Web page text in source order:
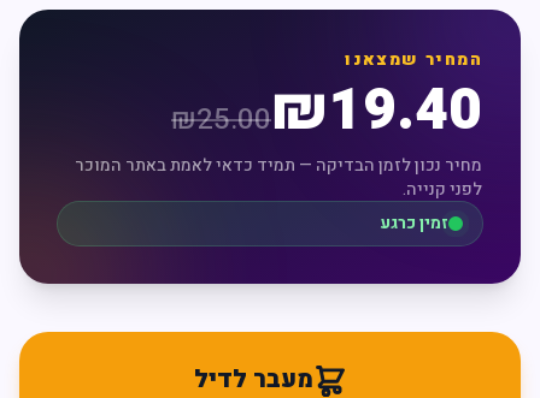
המחיר שמצאנו
₪19.40
₪25.00
מחיר נכון לזמן הבדיקה — תמיד כדאי לאמת באתר המוכר
לפני קנייה.
זמין כרגע
מעבר לדיל